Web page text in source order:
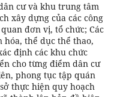
cư và khu trung tâm
xây dựng của các công
đơn vị, tổ chức; Các
hóa, thể dục thể thao,
định các khu chức
cho từng điểm dân cư
phong tục tập quán
thực hiện quy hoạch